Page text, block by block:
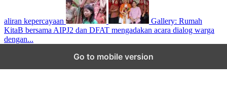
aliran kepercayaan
Gallery: Rumah
KitaB bersama AIPJ2 dan DFAT mengadakan acara dialog warga
dengan...
Go to mobile version